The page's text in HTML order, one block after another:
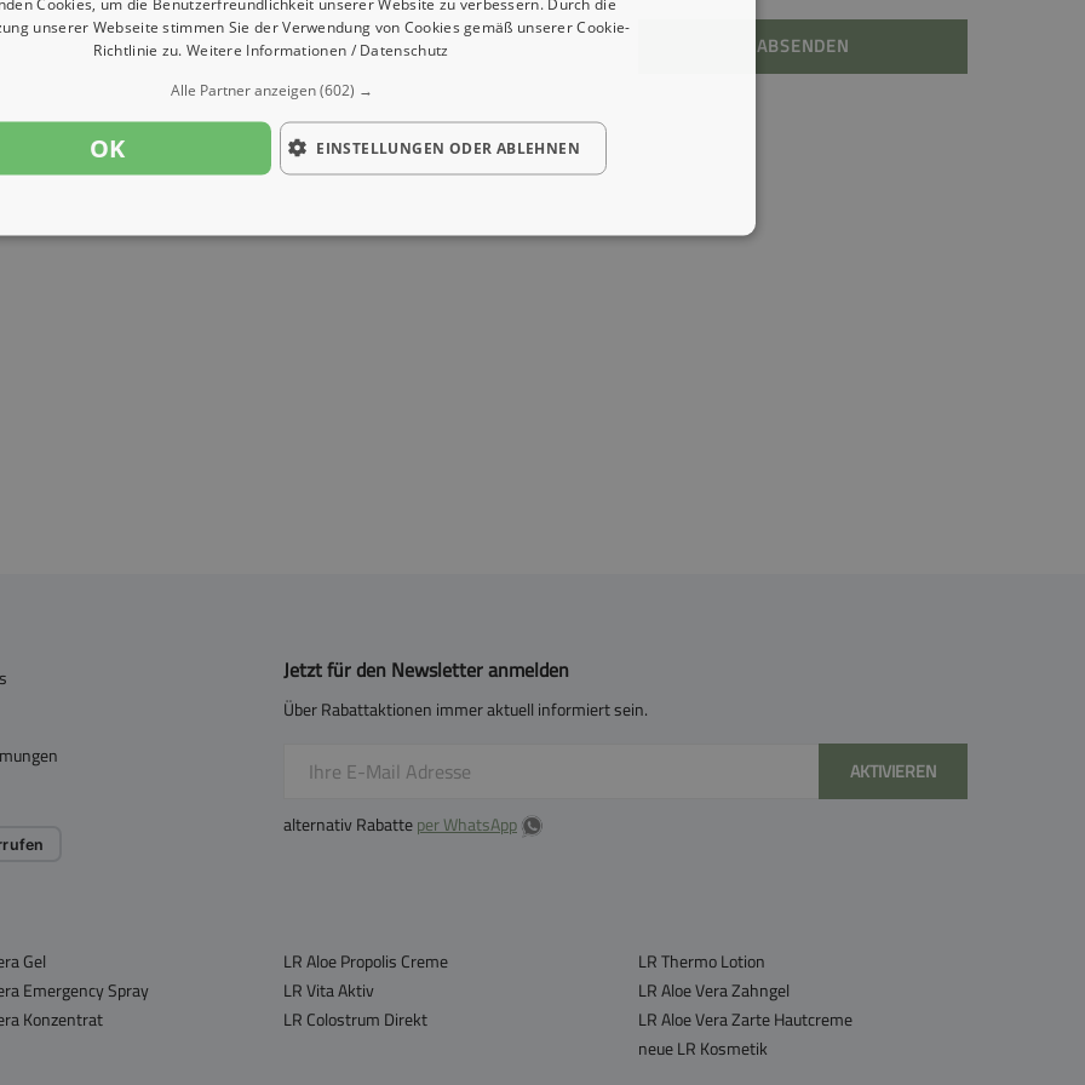
ABSENDEN
Jetzt für den Newsletter anmelden
Über Rabattaktionen immer aktuell informiert sein.
AKTIVIEREN
alternativ Rabatteper WhatsApp
Gel
Emergency Spray
Konzentrat
LR Aloe Propolis Creme
LR Vita Aktiv
LR Colostrum Direkt
LR Thermo Lotion
LR Aloe Vera Zahngel
LR Aloe Vera Zarte Hautcreme
neue LR Kosmetik
unserer Webseite stimmen Sie der Verwendung von Cookies gemäß unserer Cookie-
Richtlinie zu. Weitere Informationen / Datenschutz
Alle Partner anzeigen(602) →
OK EINSTELLUNGEN ODER ABLEHNEN